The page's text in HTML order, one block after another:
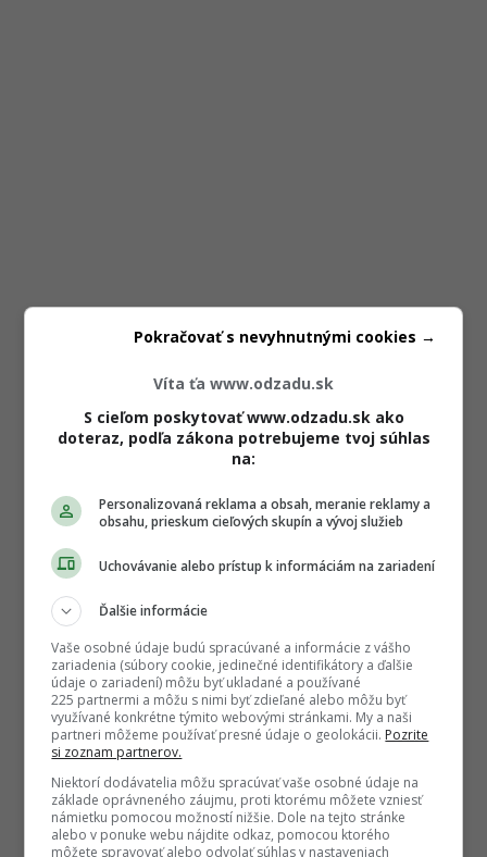
Víta ťa www.odzadu.sk
S cieľom poskytovať www.odzadu.sk ako
doteraz, podľa zákona potrebujeme tvoj súhlas
na:
Personalizovaná reklama a obsah, meranie reklamy a
obsahu, prieskum cieľových skupín a vývoj služieb
Uchovávanie alebo prístup k informáciám na zariadení
Ďalšie informácie
Vaše osobné údaje budú spracúvané a informácie z vášho
zariadenia (súbory cookie, jedinečné identifikátory a ďalšie
údaje o zariadení) môžu byť ukladané a používané
225 partnermi a môžu s nimi byť zdieľané alebo môžu byť
využívané konkrétne týmito webovými stránkami. My a naši
partneri môžeme používať presné údaje o geolokácii. Pozrite
si zoznam partnerov.
Niektorí dodávatelia môžu spracúvať vaše osobné údaje na
základe oprávneného záujmu, proti ktorému môžete vzniesť
námietku pomocou možností nižšie. Dole na tejto stránke
alebo v ponuke webu nájdite odkaz, pomocou ktorého
môžete spravovať alebo odvolať súhlas v nastaveniach
Pokračovať s nevyhnutnými cookies →